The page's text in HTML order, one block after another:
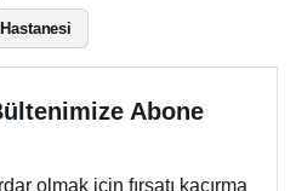
Abone
olmak için fırsatı kaçırma